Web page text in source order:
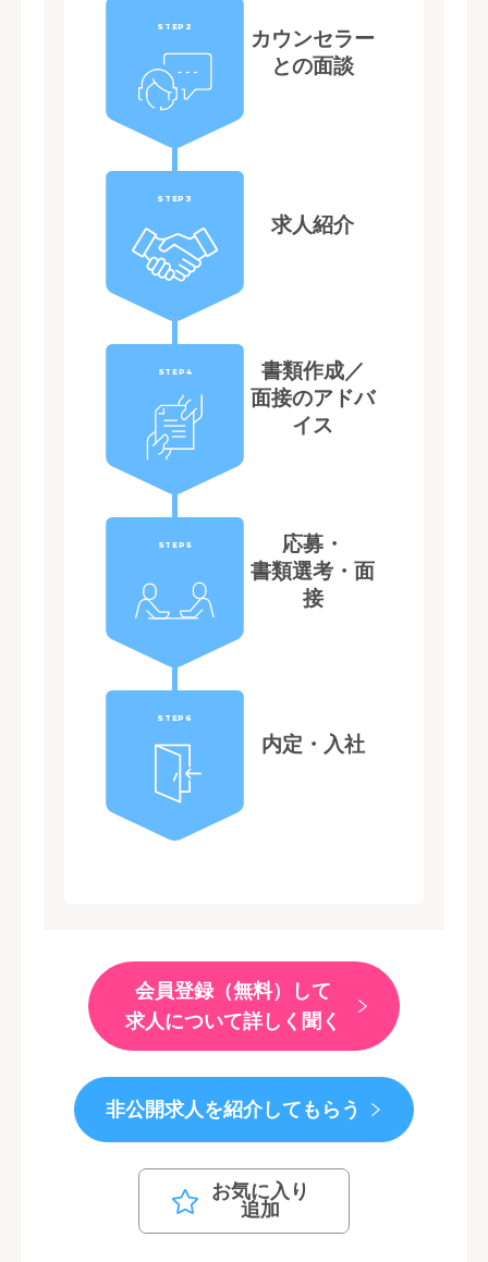
STEP2
カウンセラー
との面談
STEP3
求人紹介
STEP4
書類作成／
面接のアドバ
イス
STEP5
応募・
書類選考・面
接
STEP6
内定・入社
会員登録（無料）して
求人について詳しく聞く
非公開求人を紹介してもらう
お気に入り
追加